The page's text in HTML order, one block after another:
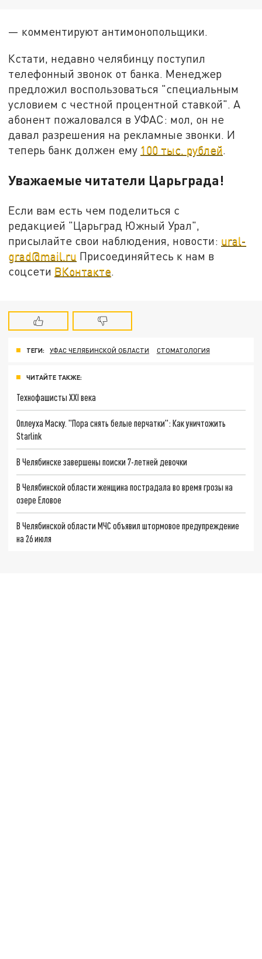
— комментируют антимонопольщики.
Кстати, недавно челябинцу поступил
телефонный звонок от банка. Менеджер
предложил воспользоваться "специальным
условием с честной процентной ставкой". А
абонент пожаловался в УФАС: мол, он не
давал разрешения на рекламные звонки. И
теперь банк должен ему 100 тыс. рублей.
Уважаемые читатели Царьграда!
Если вам есть чем поделиться с
редакцией "Царьград Южный Урал",
присылайте свои наблюдения, новости: ural-
grad@mail.ru Присоединяйтесь к нам в
соцсети ВКонтакте.
ТЕГИ: УФАС ЧЕЛЯБИНСКОЙ ОБЛАСТИ СТОМАТОЛОГИЯ
ЧИТАЙТЕ ТАКЖЕ:
Технофашисты XXI века
Оплеуха Маску. "Пора снять белые перчатки": Как уничтожить
Starlink
В Челябинске завершены поиски 7-летней девочки
В Челябинской области женщина пострадала во время грозы на
озере Еловое
В Челябинской области МЧС объявил штормовое предупреждение
на 26 июля